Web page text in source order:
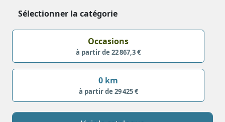
Sélectionner la catégorie
Occasions
à partir de 22 867,3 €
0 km
à partir de 29 425 €